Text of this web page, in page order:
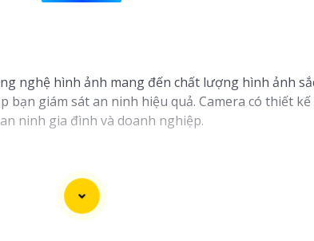
nghệ hình ảnh mang đến chất lượng hình ảnh
giám sát an ninh hiệu quả. Camera có thiết
ninh gia đình và doanh nghiệp.